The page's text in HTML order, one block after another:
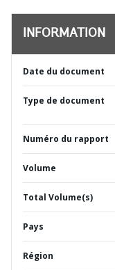
INFORMATION
Date du document
Type de document
Numéro du rapport
Volume
Total Volume(s)
Pays
Région